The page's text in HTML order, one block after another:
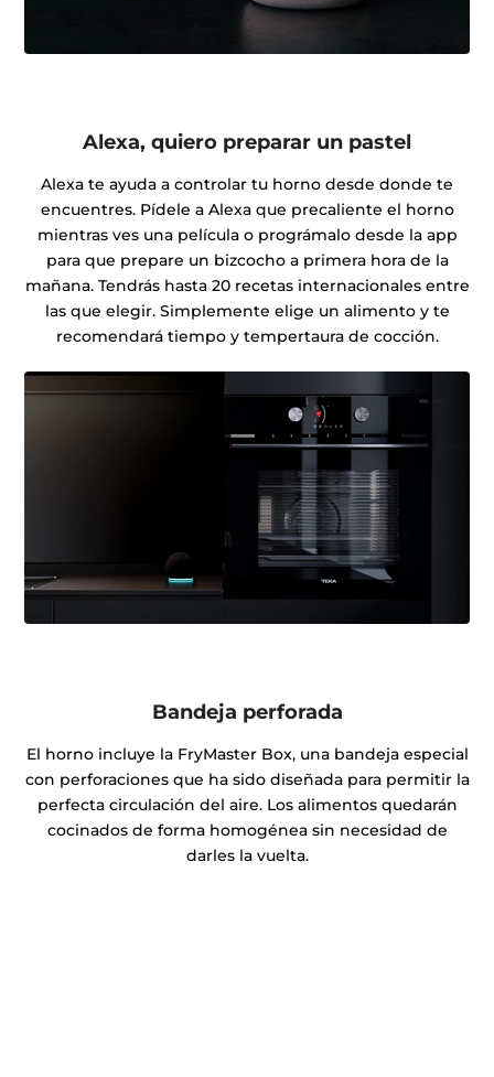
Alexa, quiero preparar un pastel
Alexa te ayuda a controlar tu horno desde donde te
encuentres. Pídele a Alexa que precaliente el horno
mientras ves una película o prográmalo desde la app
para que prepare un bizcocho a primera hora de la
mañana. Tendrás hasta 20 recetas internacionales entre
las que elegir. Simplemente elige un alimento y te
recomendará tiempo y tempertaura de cocción.
Bandeja perforada
El horno incluye la FryMaster Box, una bandeja especial
con perforaciones que ha sido diseñada para permitir la
perfecta circulación del aire. Los alimentos quedarán
cocinados de forma homogénea sin necesidad de
darles la vuelta.